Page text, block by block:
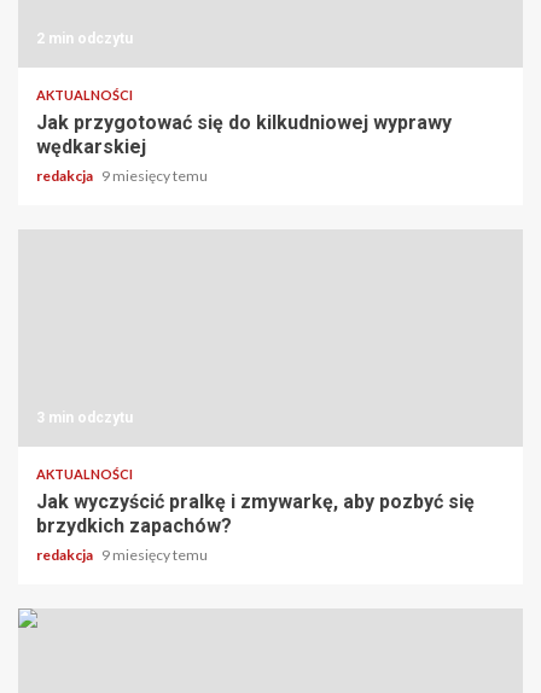
2 min odczytu
AKTUALNOŚCI
Jak przygotować się do kilkudniowej wyprawy
wędkarskiej
redakcja 9 miesięcy temu
3 min odczytu
AKTUALNOŚCI
Jak wyczyścić pralkę i zmywarkę, aby pozbyć się
brzydkich zapachów?
redakcja 9 miesięcy temu